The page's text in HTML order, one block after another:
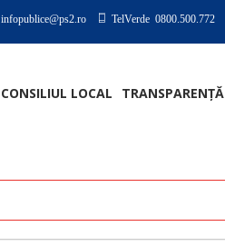
infopublice@ps2.ro TelVerde 0800.500.772
CONSILIUL LOCAL TRANSPARENȚĂ